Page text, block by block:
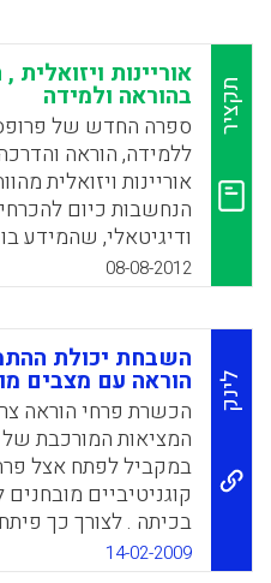
תקציר
אוריינות
בהוראה ולמידה
ספרה החדש של
ללמידה, הוראה
אוריינות ויזואלית
הנחשבות כיום
ודיגיטאלי, שהמידע בו
הספר דן בהיבטים
הוויזואלית בחינוך
הוראה-למידה של
דורשים הבנה
וייצוגים, של סוגיהם
היעיל בהם, תוך טיפוח
וחסרונותיהם. בספר
התפיסה הוויזואלית,
Billie ).
08-08-2012
לינק
השבחת יכולת
הוראה עם מצבים
הכשרת פרחי הוראה
המציאות המורכבת של
במקביל לפתח אצל
קוגניטיביים
בכיתה . לצורך כך
סגל אוניברסיטת
14-02-2009